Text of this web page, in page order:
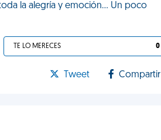
la alegría y emoción... Un poco
TE LO MERECES 0
Tweet Compartir